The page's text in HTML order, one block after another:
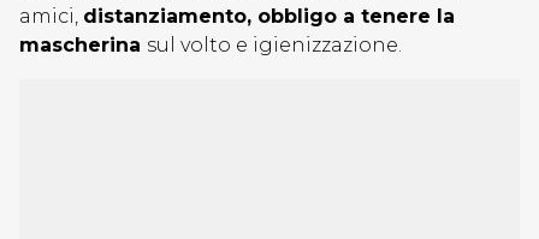
amici, distanziamento, obbligo a tenere la
mascherina sul volto e igienizzazione.